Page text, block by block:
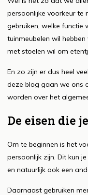
persoonlijke voorkeur
gebruiken, welke functie
tuinmeubelen wil
met stoelen wil om
En zo zijn er dus heel
deze blog gaan we ons
worden over het
De eisen die
Om te beginnen is het
persoonlijk zijn. Dit kun
en natuurlijk ook een
Daarnaast gebruiken